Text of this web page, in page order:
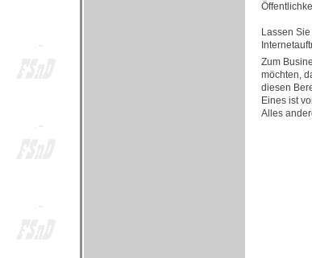
Lassen
Zum
möchten,
diesen
Eines ist
Alles